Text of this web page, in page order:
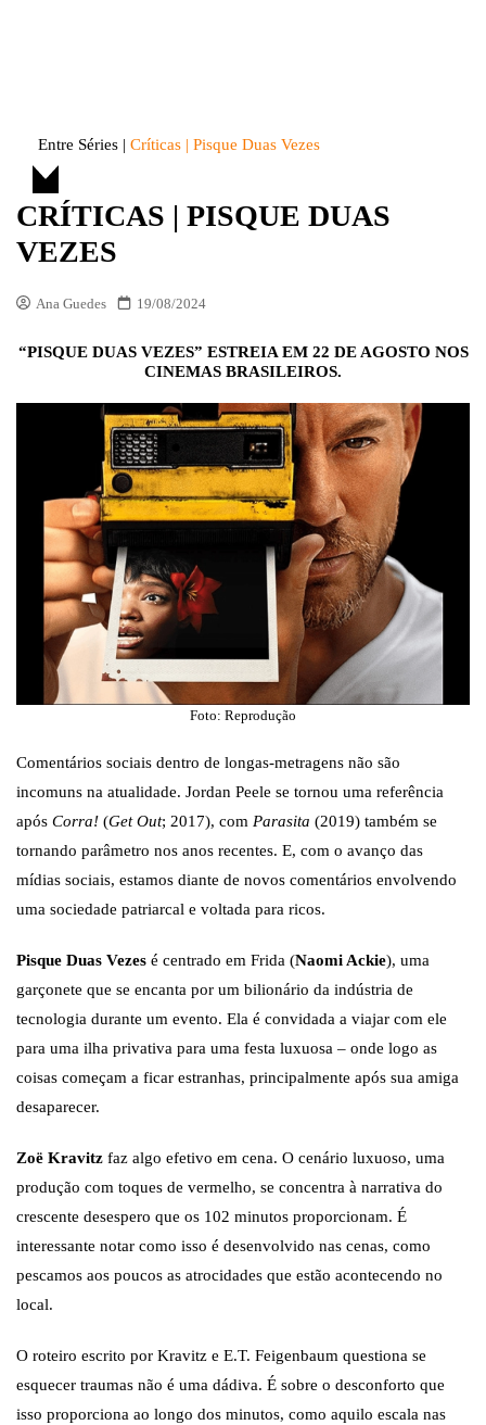
Entre Séries | Críticas | Pisque Duas Vezes
CRÍTICAS | PISQUE DUAS
VEZES
Ana Guedes 19/08/2024
“PISQUE DUAS VEZES” ESTREIA EM 22 DE AGOSTO NOS
CINEMAS BRASILEIROS.
Foto: Reprodução
Comentários sociais dentro de longas-metragens não são
incomuns na atualidade. Jordan Peele se tornou uma referência
após Corra! (Get Out; 2017), com Parasita (2019) também se
tornando parâmetro nos anos recentes. E, com o avanço das
mídias sociais, estamos diante de novos comentários envolvendo
uma sociedade patriarcal e voltada para ricos.
Pisque Duas Vezes é centrado em Frida (Naomi Ackie), uma
garçonete que se encanta por um bilionário da indústria de
tecnologia durante um evento. Ela é convidada a viajar com ele
para uma ilha privativa para uma festa luxuosa – onde logo as
coisas começam a ficar estranhas, principalmente após sua amiga
desaparecer.
Zoë Kravitz faz algo efetivo em cena. O cenário luxuoso, uma
produção com toques de vermelho, se concentra à narrativa do
crescente desespero que os 102 minutos proporcionam. É
interessante notar como isso é desenvolvido nas cenas, como
pescamos aos poucos as atrocidades que estão acontecendo no
local.
O roteiro escrito por Kravitz e E.T. Feigenbaum questiona se
esquecer traumas não é uma dádiva. É sobre o desconforto que
isso proporciona ao longo dos minutos, como aquilo escala nas